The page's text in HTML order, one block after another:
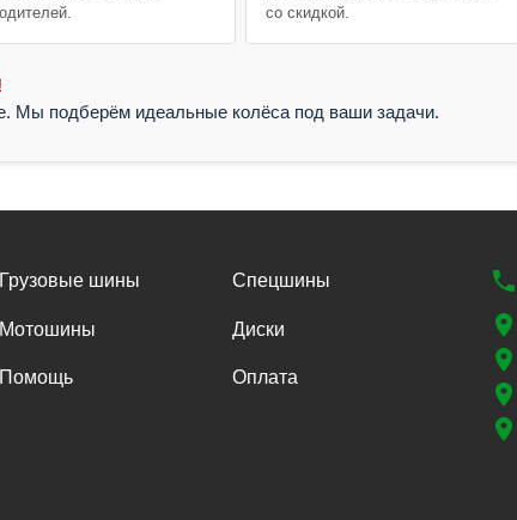
со скидкой.
Мы подберём идеальные колёса под ваши задачи.
Грузовые шины Спецшины
Мотошины Диски
Помощь Оплата